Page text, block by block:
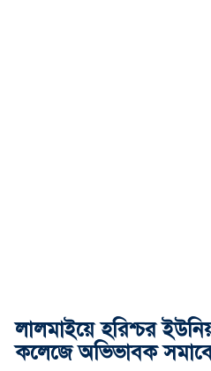
লালমাইয়ে হরিশ্চর
কলেজে অভিভাবক